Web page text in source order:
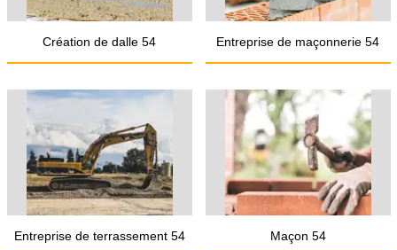
Création de dalle 54 Entreprise de maçonnerie 54
Entreprise de terrassement 54 Maçon 54